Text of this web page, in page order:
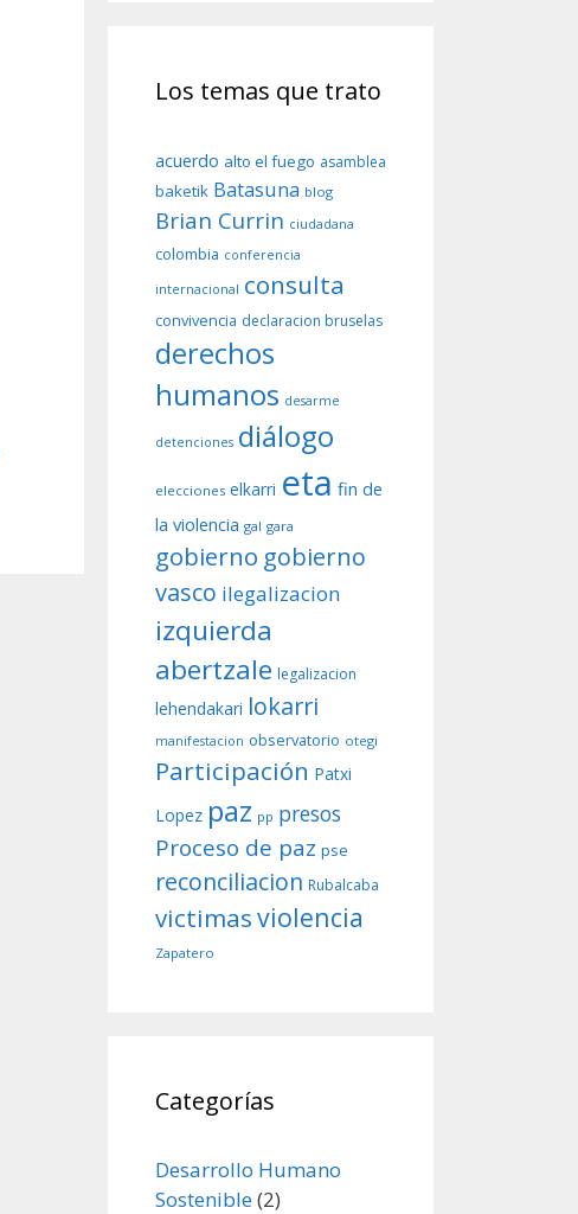
Los temas que trato
acuerdo alto el fuego asamblea
baketik Batasuna blog
Brian Currin ciudadana
colombia conferencia
internacional consulta
convivencia declaracion bruselas
derechos
humanos desarme
detenciones diálogo
elecciones elkarri eta fin de
la violencia gal gara
gobierno gobierno
vasco ilegalizacion
izquierda
abertzale legalizacion
lehendakari lokarri
manifestacion observatorio otegi
Participación Patxi
Lopez paz pp presos
Proceso de paz pse
reconciliacion Rubalcaba
victimasviolencia
Zapatero
Categorías
Desarrollo Humano
Sostenible(2)